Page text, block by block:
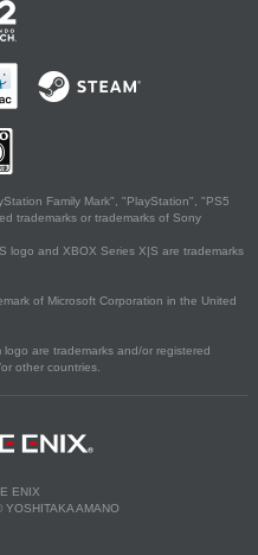
Family Mark", "PlayStation", "PS5
trademarks or trademarks of Sony
logo and XBOX Series X|S are trademarks
of Microsoft Corporation in the United
are trademarks and/or registered
other countries.
ENIX
AMANO